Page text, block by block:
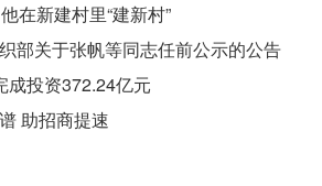
在新建村里“建新村”
部关于张帆等同志任前公示的公告
成投资372.24亿元
助招商提速